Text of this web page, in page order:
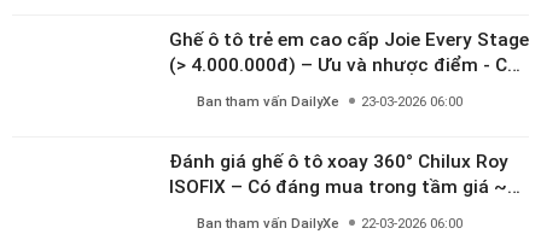
Ghế ô tô trẻ em cao cấp Joie Every Stage
(> 4.000.000đ) – Ưu và nhược điểm - Có
đáng đầu tư cho bé từ 0–12 tuổi?
Ban tham vấn DailyXe 23-03-2026 06:00
Đánh giá ghế ô tô xoay 360° Chilux Roy
ISOFIX – Có đáng mua trong tầm giá ~3
Ban tham vấn DailyXe 22-03-2026 06:00